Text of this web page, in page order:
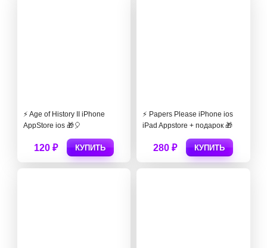
⚡️ Age of History II iPhone
AppStore ios 🎁🎈
120 ₽ КУПИТЬ
⚡️ Papers Please iPhone ios
iPad Appstore + подарок 🎁
280 ₽ КУПИТЬ